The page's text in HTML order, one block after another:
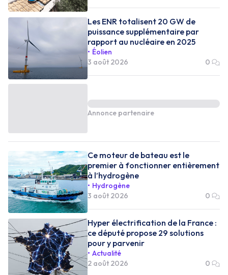
Les ENR totalisent 20 GW de
puissance supplémentaire par
rapport au nucléaire en 2025
Éolien
3 août 2026
0
Annonce partenaire
Ce moteur de bateau est le
premier à fonctionner entièrement
à l’hydrogène
Hydrogène
3 août 2026
0
Hyper électrification de la France :
ce député propose 29 solutions
pour y parvenir
Actualité
2 août 2026
0